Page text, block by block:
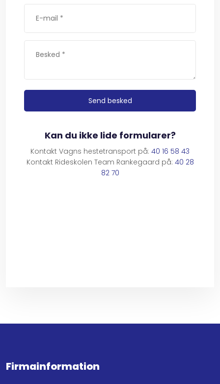
​Kan du ikke lide formularer?
Kontakt Vagns hestetransport på: 40 16 58 43
Kontakt Rideskolen Team Rankegaard på: 40 28
82 70
Firmainformation